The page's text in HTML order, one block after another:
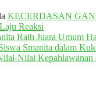
KECERDASAN
Reaksi
Raih Juara Umum
Smanita dalam
Nilai